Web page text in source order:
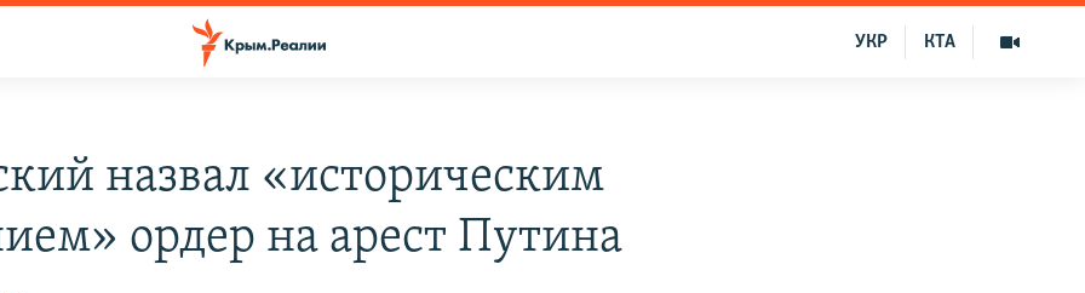
КТА
УКР
назвал «историческим
ордер на арест Путина